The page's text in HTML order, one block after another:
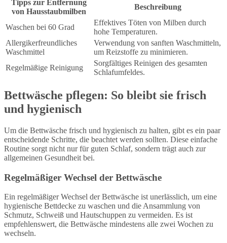
Tipps zur Entfernung
von Hausstaubmilben
Beschreibung
Waschen bei 60 Grad
Effektives Töten von Milben durch
hohe Temperaturen.
Allergikerfreundliches
Waschmittel
Verwendung von sanften Waschmitteln,
um Reizstoffe zu minimieren.
Regelmäßige Reinigung
Sorgfältiges Reinigen des gesamten
Schlafumfeldes.
Bettwäsche pflegen: So bleibt sie frisch
und hygienisch
Um die Bettwäsche frisch und hygienisch zu halten, gibt es ein paar
entscheidende Schritte, die beachtet werden sollten. Diese einfache
Routine sorgt nicht nur für guten Schlaf, sondern trägt auch zur
allgemeinen Gesundheit bei.
Regelmäßiger Wechsel der Bettwäsche
Ein regelmäßiger Wechsel der Bettwäsche ist unerlässlich, um eine
hygienische Bettdecke zu waschen und die Ansammlung von
Schmutz, Schweiß und Hautschuppen zu vermeiden. Es ist
empfehlenswert, die Bettwäsche mindestens alle zwei Wochen zu
wechseln.